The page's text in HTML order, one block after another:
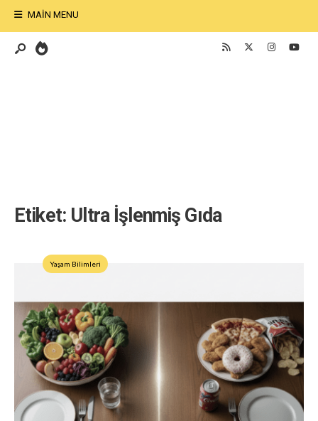
MAIN MENU
Etiket: Ultra İşlenmiş Gıda
Yaşam Bilimleri